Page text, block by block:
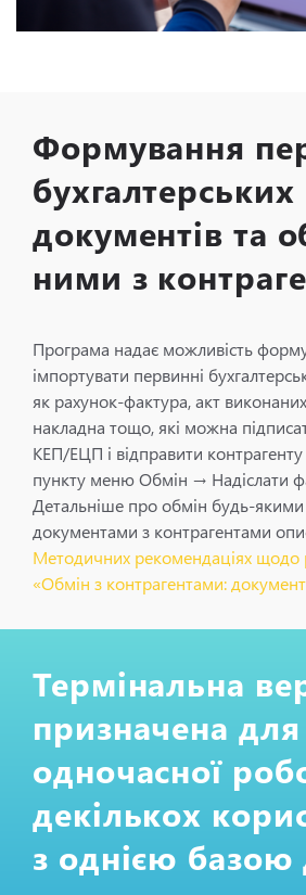
Формування
бухгалтерських
документів та
ними з
Програма надає можливість
імпортувати первинні
як рахунок-фактура, акт
накладна тощо, які можна
КЕП/ЕЦП і відправити
пункту меню Обмін → Надіслати
Детальніше про обмін будь-
документами з контрагентами
Методичних рекомендаціях щодо
«Обмін з контрагентами:
Термінальна
призначена для
одночасної
декількох
з однією базою